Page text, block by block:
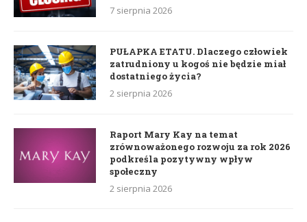
7 sierpnia 2026
PUŁAPKA ETATU. Dlaczego człowiek
zatrudniony u kogoś nie będzie miał
dostatniego życia?
2 sierpnia 2026
Raport Mary Kay na temat
zrównoważonego rozwoju za rok 2026
podkreśla pozytywny wpływ
społeczny
2 sierpnia 2026